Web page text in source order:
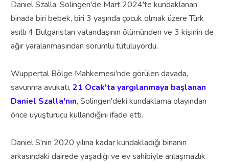
Daniel Szalla, Solingen'de Mart 2024'te kundaklanan
binada biri bebek, biri 3 yaşında çocuk olmak üzere Türk
asıllı 4 Bulgaristan vatandaşının ölümünden ve 3 kişinin de
ağır yaralanmasından sorumlu tutuluyordu.
Wuppertal Bölge Mahkemesi'nde görülen davada,
savunma avukatı, 21 Ocak'ta yargılanmaya başlanan
Daniel Szalla'nın, Solingen'deki kundaklama olayından
önce uyuşturucu kullandığını ifade etti.
Daniel S'nin 2020 yılına kadar kundakladığı binanın
arkasındaki dairede yaşadığı ve ev sahibiyle anlaşmazlık